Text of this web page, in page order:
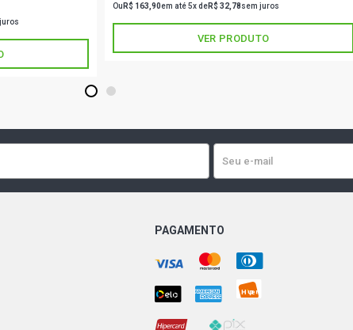
Ou R$ 163,90em até 5x deR$ 32,78sem juros
VER PRODUTO
1 2
PAGAMENTO